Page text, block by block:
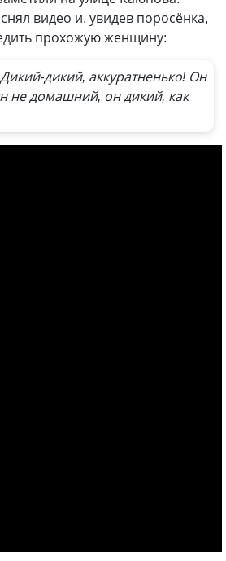
видео и, увидев поросёнка,
прохожую женщину:
дикий, аккуратненько! Он
не домашний, он дикий, как